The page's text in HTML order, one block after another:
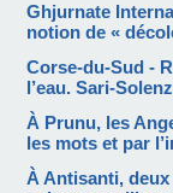
Ghjurnate
notion de «
Corse-du-Sud -
l’eau. Sari-
À Prunu, les
les mots et par
À Antisanti,